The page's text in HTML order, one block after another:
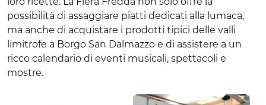
possibilità di assaggiare piatti dedicati alla lumaca,
ma anche di acquistare i prodotti tipici delle valli
limitrofe a Borgo San Dalmazzo e di assistere a un
ricco calendario di eventi musicali, spettacoli e
mostre.